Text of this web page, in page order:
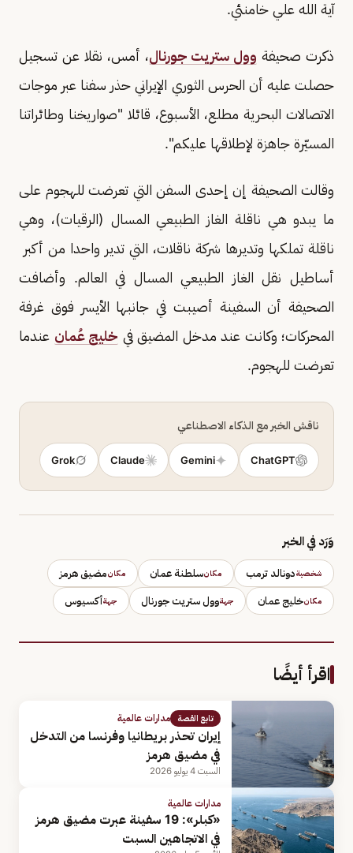
آية الله علي خامنئي.
ذكرت صحيفة وول ستريت جورنال، أمس، نقلا عن تسجيل
حصلت عليه أن الحرس الثوري الإيراني حذر سفنا عبر موجات
​الاتصالات البحرية مطلع، الأسبوع، ​قائلا "صواريخنا وطائراتنا
المسيّرة جاهزة ⁠لإطلاقها عليكم".
وقالت الصحيفة إن إحدى السفن التي تعرضت للهجوم على
ما يبدو هي ناقلة الغاز الطبيعي المسال (الرقيات)، وهي
ناقلة تملكها وتديرها شركة ناقلات، التي تدير واحدا من أكبر ​
أساطيل نقل الغاز الطبيعي المسال في العالم. وأضافت
الصحيفة أن السفينة أصيبت في جانبها ​الأيسر فوق غرفة
⁠المحركات؛ وكانت عند ​مدخل المضيق في خليج عُمان عندما
تعرضت للهجوم.
ناقش الخبر مع الذكاء الاصطناعي
ChatGPT
Gemini
Claude
Grok
وَرَد في الخبر
شخصيةدونالد ترمب مكانسلطنة عمان مكانمضيق هرمز
مكانخليج عمان جهةوول ستريت جورنال جهةأكسيوس
اقرأ أيضًا
تابع القصة مدارات عالمية
إيران تحذر بريطانيا وفرنسا من التدخل
في مضيق هرمز
السبت 4 يوليو 2026
مدارات عالمية
«كبلر»: 19 سفينة عبرت مضيق هرمز
في الاتجاهين السبت